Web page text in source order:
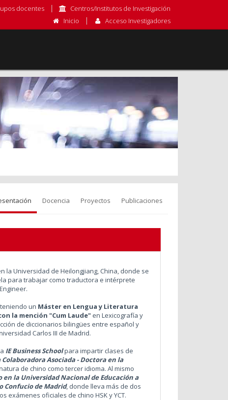
docentes
Centros/Institutos de Investigación
Inicio
Acceso Investigadores
Docencia Proyectos Publicaciones
la Universidad de Heilongjiang, China, donde se
para trabajar como traductora e intérprete
un Máster en Lengua y Literatura
la mención "Cum Laude"en Lexicografía y
de diccionarios bilingües entre español y
Carlos III de Madrid.
IE Business Schoolpara impartir clases de
Colaboradora Asociada - Doctora en la
de chino como tercer idioma. Al mismo
la Universidad Nacional de Educación a
Confucio de Madrid, donde lleva más de dos
exámenes oficiales de chino HSK y YCT.